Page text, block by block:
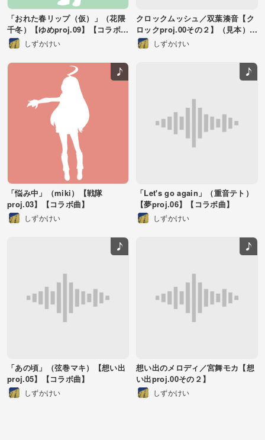
「おれた春リップ（仮）」（花隈
千冬）【ゆめproj.09】【コラボ
曲】 しずかけい
クロックムッシュ／双葉湊音【ク
ロックproj.00その２】（見本）
【歌詞募集】KeyF#m
しずかけい
「悩み中」（miki）【戦隊
proj.03】【コラボ曲】
しずかけい
「Let's go again」（重音テト）
【夢proj.06】【コラボ曲】
しずかけい
「あの頃」（弦巻マキ）【想い出
proj.05】【コラボ曲】
しずかけい
想い出のメロディ／宮舞モカ【想
い出proj.00その２】
しずかけい